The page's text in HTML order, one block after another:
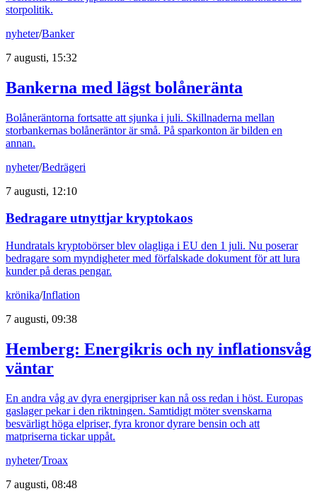
storpolitik.
nyheter/Banker
7 augusti, 15:32
Bankerna med lägst bolåneränta
Bolåneräntorna fortsatte att sjunka i juli. Skillnaderna mellan
storbankernas bolåneräntor är små. På sparkonton är bilden en
annan.
nyheter/Bedrägeri
7 augusti, 12:10
Bedragare utnyttjar kryptokaos
Hundratals kryptobörser blev olagliga i EU den 1 juli. Nu poserar
bedragare som myndigheter med förfalskade dokument för att lura
kunder på deras pengar.
krönika/Inflation
7 augusti, 09:38
Hemberg: Energikris och ny inflationsvåg
väntar
En andra våg av dyra energipriser kan nå oss redan i höst. Europas
gaslager pekar i den riktningen. Samtidigt möter svenskarna
besvärligt höga elpriser, fyra kronor dyrare bensin och att
matpriserna tickar uppåt.
nyheter/Troax
7 augusti, 08:48